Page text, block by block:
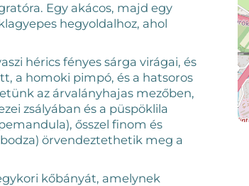
Egy akácos, majd egy
hegyoldalhoz, ahol
hérics fényes sárga virágai, és
a homoki pimpó, és a hatsoros
az árvalányhajas mezőben,
zsályában és a püspöklila
ősszel finom és
örvendeztethetik meg a
kőbányát, amelynek